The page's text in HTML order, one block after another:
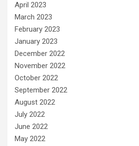
April 2023
March 2023
February 2023
January 2023
December 2022
November 2022
October 2022
September 2022
August 2022
July 2022
June 2022
May 2022